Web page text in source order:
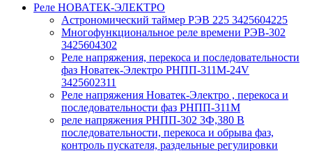
Реле НОВАТЕК-ЭЛЕКТРО
Астрономический таймер РЭВ 225 3425604225
Многофункциональное реле времени РЭВ-302
3425604302
Реле напряжения, перекоса и последовательности
фаз Новатек-Электро РНПП-311М-24V
3425602311
Реле напряжения Новатек-Электро , перекоса и
последовательности фаз РНПП-311М
реле напряжения РНПП-302 3Ф,380 В
последовательности, перекоса и обрыва фаз,
контроль пускателя, раздельные регулировки